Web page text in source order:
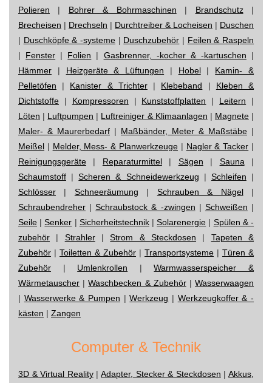
Polieren | Bohrer & Bohrmaschinen | Brandschutz|
Brecheisen | Drechseln | Durchtreiber & Locheisen | Duschen
| Duschköpfe & -systeme | Duschzubehör | Feilen & Raspeln
| Fenster | Folien | Gasbrenner, -kocher & -kartuschen |
Hämmer | Heizgeräte & Lüftungen | Hobel| Kamin- &
Pelletöfen | Kanister & Trichter| Klebeband | Kleben &
Dichtstoffe | Kompressoren | Kunststoffplatten | Leitern |
Löten | Luftpumpen | Luftreiniger & Klimaanlagen | Magnete|
Maler- & Maurerbedarf | Maßbänder, Meter & Maßstäbe |
Meißel | Melder, Mess- & Planwerkzeuge | Nagler & Tacker |
Reinigungsgeräte | Reparaturmittel| Sägen | Sauna |
Schaumstoff |Scheren & Schneidewerkzeug | Schleifen |
Schlösser | Schneeräumung | Schrauben & Nägel|
Schraubendreher |Schraubstock & -zwingen | Schweißen |
Seile |Senker | Sicherheitstechnik|Solarenergie | Spülen & -
zubehör | Strahler|Strom & Steckdosen | Tapeten &
Zubehör | Toiletten & Zubehör | Transportsysteme | Türen &
Zubehör | Umlenkrollen |Warmwasserspeicher &
Wärmetauscher |Waschbecken & Zubehör|Wasserwaagen
| Wasserwerke & Pumpen |Werkzeug | Werkzeugkoffer & -
kästen | Zangen
Computer & Technik
3D & Virtual Reality|Adapter, Stecker & Steckdosen |Akkus,